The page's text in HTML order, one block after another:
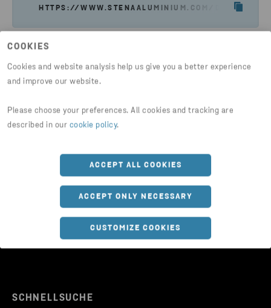
COOKIES
Cookies and website analysis help us give you a better experience
and improve our website.
Please choose your preferences. All cookies and tracking are
described in our cookie policy.
ACCEPT ALL COOKIES
ACCEPT ONLY NECESSARY
CUSTOMIZE COOKIES
HTTPS://WWW.STENAALUMINIUM.COM/DE/NEWS-
Updates zu sozialen Medien.
SCHNELLSUCHE